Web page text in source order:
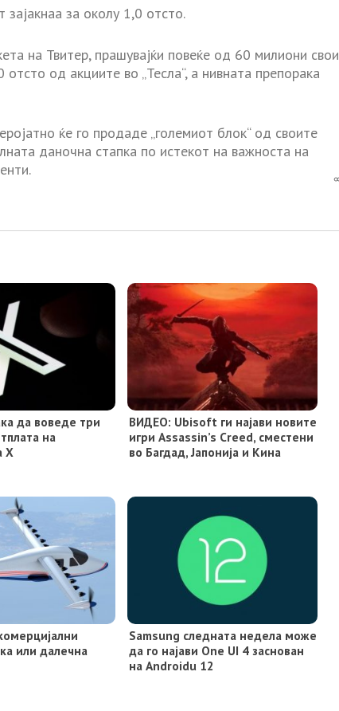
за околу 1,0 отсто.
на Твитер, прашувајќи повеќе од 60 милиони свои
од акциите во „Тесла“, а нивната препорака
ќе го продаде „големиот блок“ од своите
даночна стапка по истекот на важноста на
да воведе три
на
X
ВИДЕО: Ubisoft ги најави новите
игри Assassin’s Creed, сместени
во Багдад, Јапонија и Кина
или далечна
Samsung следната недела може
да го најави One UI 4 заснован
на Androidu 12